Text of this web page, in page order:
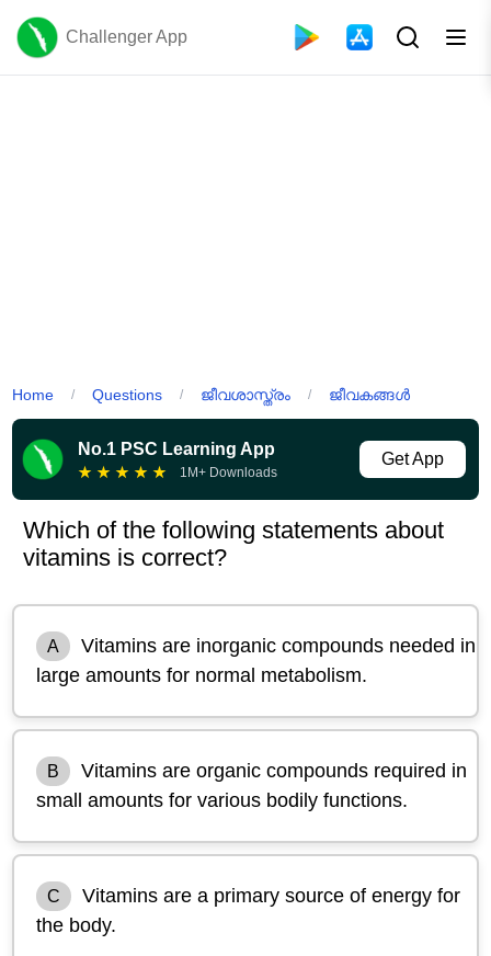
Challenger App
Home / Questions / ജീവശാസ്ത്രം / ജീവകങ്ങൾ
No.1 PSC Learning App
★ ★ ★ ★ ★ 1M+ Downloads
Get App
Which of the following statements about
vitamins is correct?
A
Vitamins are inorganic compounds needed in
large amounts for normal metabolism.
B
Vitamins are organic compounds required in
small amounts for various bodily functions.
C
Vitamins are a primary source of energy for
the body.